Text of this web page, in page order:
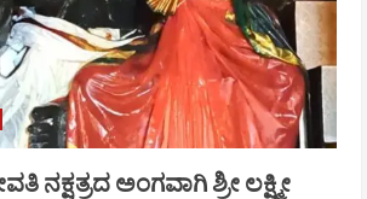
ನಕ್ಷತ್ರದ ಅಂಗವಾಗಿ ಶ್ರೀ ಲಕ್ಷ್ಮೀ